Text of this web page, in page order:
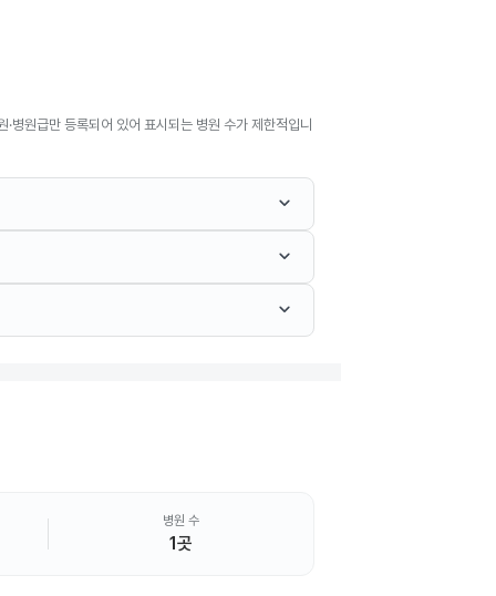
병원급만 등록되어 있어 표시되는 병원 수가 제한적입니
keyboard_arrow_down
keyboard_arrow_down
keyboard_arrow_down
병원 수
1곳